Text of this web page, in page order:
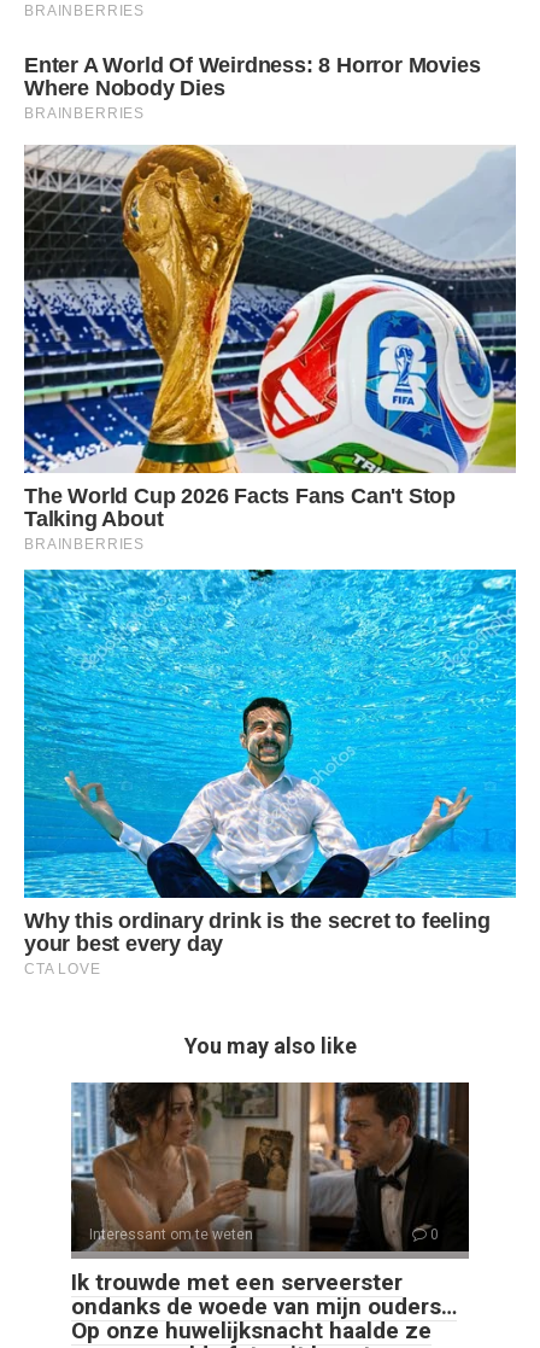
You may also like
Interessant om te weten 0
Ik trouwde met een serveerster
ondanks de woede van mijn ouders…
Op onze huwelijksnacht haalde ze